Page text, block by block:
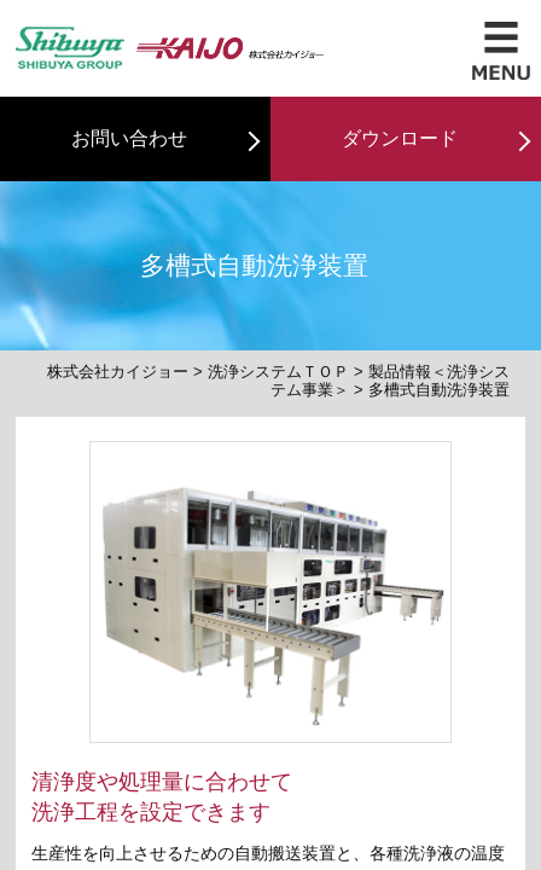
お問い合わせ ダウンロード
株式会社カイジョー > 洗浄システムＴＯＰ > 製品情報＜洗浄シス
テム事業＞ > 多槽式自動洗浄装置
多槽式自動洗浄装置
清浄度や処理量に合わせて
洗浄工程を設定できます
生産性を向上させるための自動搬送装置と、各種洗浄液の温度